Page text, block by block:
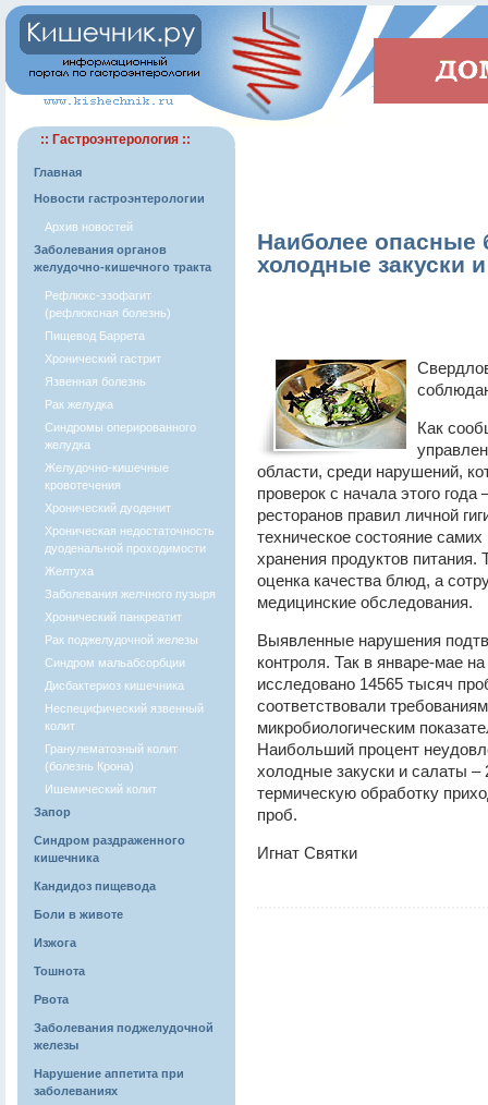
:: Гастроэнтерология ::
Главная
Новости гастроэнтерологии
Архив новостей
Заболевания органов
желудочно-кишечного тракта
Рефлюкс-эзофагит
(рефлюксная болезнь)
Пищевод Баррета
Хронический гастрит
Язвенная болезнь
Рак желудка
Синдромы оперированного
желудка
Желудочно-кишечные
кровотечения
Хронический дуоденит
Хроническая недостаточность
дуоденальной проходимости
Желтуха
Заболевания желчного пузыря
Хронический панкреатит
Рак поджелудочной железы
Синдром мальабсорбции
Дисбактериоз кишечника
Неспецифический язвенный
колит
Гранулематозный колит
(болезнь Крона)
Ишемический колит
Запор
Синдром раздраженного
кишечника
Кандидоз пищевода
Боли в животе
Изжога
Тошнота
Рвота
Заболевания поджелудочной
железы
Нарушение аппетита при
заболеваниях
Наиболее опасные
холодные закуски
Как
области, среди нарушений,
проверок с начала этого
ресторанов правил личной
техническое состояние
хранения продуктов
оценка качества блюд, а
медицинские обследования.
Выявленные нарушения
контроля. Так в январе-мае
исследовано 14565 тысяч
соответствовали
микробиологическим
Наибольший процент
холодные закуски и салаты
термическую обработку
проб.
Игнат Святки